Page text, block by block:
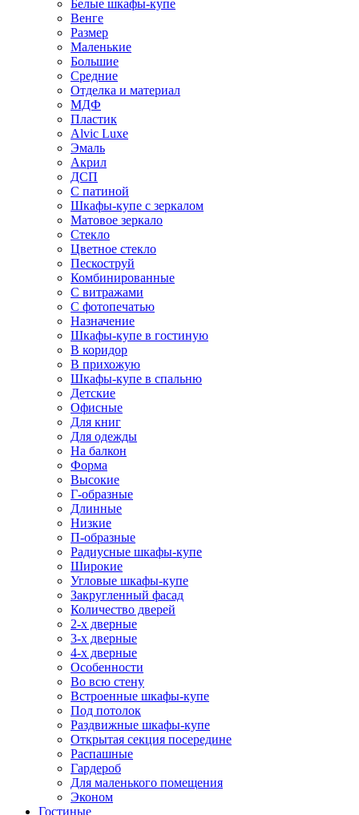
Белые шкафы-купе
Венге
Размер
Маленькие
Большие
Средние
Отделка и материал
МДФ
Пластик
Alvic Luxe
Эмаль
Акрил
ДСП
С патиной
Шкафы-купе с зеркалом
Матовое зеркало
Стекло
Цветное стекло
Пескоструй
Комбинированные
С витражами
С фотопечатью
Назначение
Шкафы-купе в гостиную
В коридор
В прихожую
Шкафы-купе в спальню
Детские
Офисные
Для книг
Для одежды
На балкон
Форма
Высокие
Г-образные
Длинные
Низкие
П-образные
Радиусные шкафы-купе
Широкие
Угловые шкафы-купе
Закругленный фасад
Количество дверей
2-х дверные
3-х дверные
4-х дверные
Особенности
Во всю стену
Встроенные шкафы-купе
Под потолок
Раздвижные шкафы-купе
Открытая секция посередине
Распашные
Гардероб
Для маленького помещения
Эконом
Гостиные